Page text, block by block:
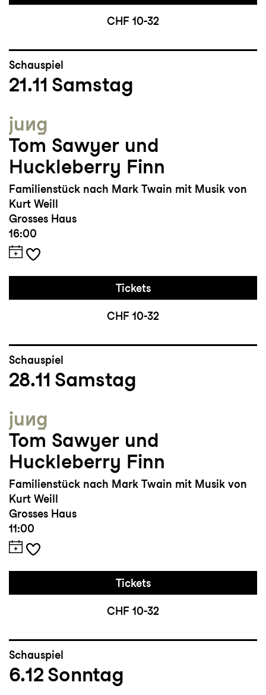
CHF 10-32
Schauspiel
21.11 Samstag
jung
Tom Sawyer und
Huckleberry Finn
Familienstück nach Mark Twain mit Musik von
Kurt Weill
Grosses Haus
16:00
Tickets
CHF 10-32
Schauspiel
28.11 Samstag
jung
Tom Sawyer und
Huckleberry Finn
Familienstück nach Mark Twain mit Musik von
Kurt Weill
Grosses Haus
11:00
Tickets
CHF 10-32
Schauspiel
6.12 Sonntag